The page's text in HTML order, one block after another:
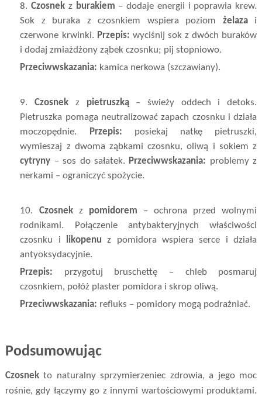
8.Czosnek z burakiem – dodaje energii i poprawia krew.
Sok z buraka z czosnkiem wspiera poziom żelazai
czerwone krwinki. Przepis: wyciśnij sok z dwóch buraków
i dodaj zmiażdżony ząbek czosnku; pij stopniowo.
Przeciwwskazania: kamica nerkowa (szczawiany).
9.Czosnek z pietruszką– świeży oddech i detoks.
Pietruszka pomaga neutralizować zapach czosnku i działa
moczopędnie.
Przepis: posiekaj natkę pietruszki,
wymieszaj z dwoma ząbkami czosnku, oliwą i sokiem z
cytryny – sos do sałatek. Przeciwwskazania: problemy z
nerkami – ograniczyć spożycie.
10. Czosnekz pomidorem – ochrona przed wolnymi
rodnikami. Połączenie antybakteryjnych właściwości
czosnku i
likopenu z pomidora wspiera serce i działa
antyoksydacyjnie.
Przepis: przygotuj bruschettę – chleb posmaruj
czosnkiem, połóż plaster pomidora i skrop oliwą.
Przeciwwskazania: refluks – pomidory mogą podrażniać.
Podsumowując
Czosnekto naturalny sprzymierzeniec zdrowia, a jego moc
rośnie, gdy łączymy go z innymi wartościowymi produktami.